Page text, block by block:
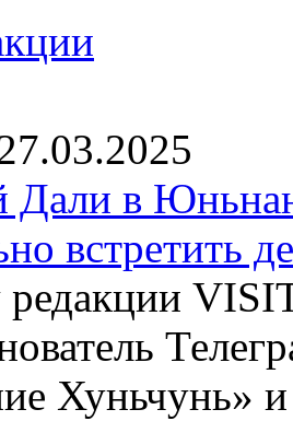
Дали в
встретить
редакции
Хуньчунь»